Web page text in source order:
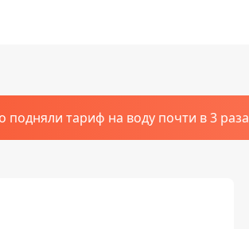
тариф на воду почти в 3 раза